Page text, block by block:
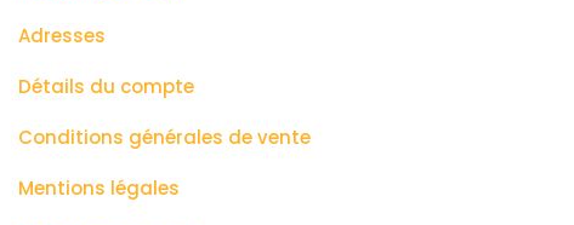
Adresses
Détails du compte
Conditions générales de vente
Mentions légales